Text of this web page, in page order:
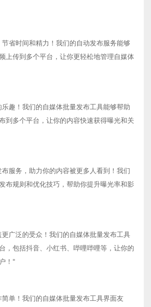
省时间和精力！我们的自动发布服务能够
上传到多个平台，让你更轻松地管理自媒体
趣！我们的自媒体批量发布工具能够帮助
到多个平台，让你的内容快速获得曝光和关
服务，助力你的内容被更多人看到！我们
布规则和优化技巧，帮助你提升曝光率和影
广泛的受众！我们的自媒体批量发布工具
，包括抖音、小红书、哔哩哔哩等，让你的
！"
单！我们的自媒体批量发布工具界面友